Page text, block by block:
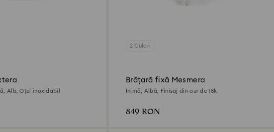
Alb, Oțel inoxidabil
2 Culori
Brățară fixă Mesmera
Inimă, Albă, Finisaj din aur de 18k
849 RON